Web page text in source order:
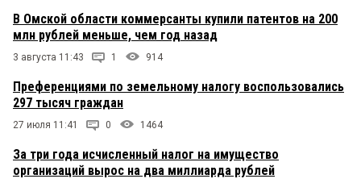
В Омской области коммерсанты купили патентов на 200
млн рублей меньше, чем год назад
3 августа 11:43 1 914
Преференциями по земельному налогу воспользовались
297 тысяч граждан
27 июля 11:41 0 1464
За три года исчисленный налог на имущество
организаций вырос на два миллиарда рублей